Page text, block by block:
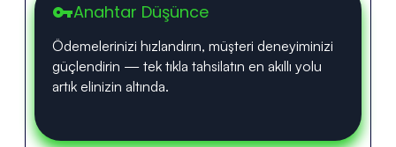
vpn_keyAnahtar Düşünce
Ödemelerinizi hızlandırın, müşteri deneyiminizi
güçlendirin — tek tıkla tahsilatın en akıllı yolu
artık elinizin altında.